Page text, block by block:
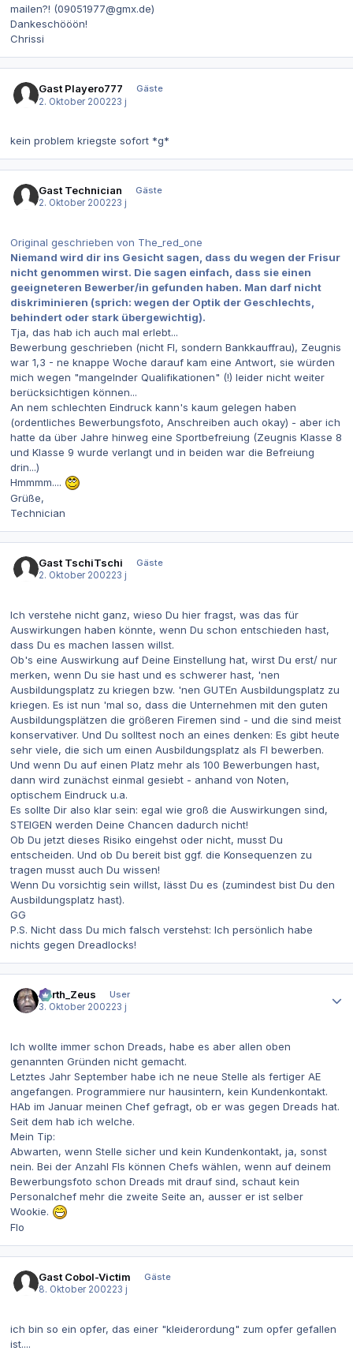
mailen?! (09051977@gmx.de)
Dankeschööön!
Chrissi
Gast Playero777
Gäste
2. Oktober 200223 j
kein problem kriegste sofort *g*
Gast Technician
Gäste
2. Oktober 200223 j
Original geschrieben von The_red_one
Niemand wird dir ins Gesicht sagen, dass du wegen der Frisur
nicht genommen wirst. Die sagen einfach, dass sie einen
geeigneteren Bewerber/in gefunden haben. Man darf nicht
diskriminieren (sprich: wegen der Optik der Geschlechts,
behindert oder stark übergewichtig).
Tja, das hab ich auch mal erlebt...
Bewerbung geschrieben (nicht FI, sondern Bankkauffrau), Zeugnis
war 1,3 - ne knappe Woche darauf kam eine Antwort, sie würden
mich wegen "mangelnder Qualifikationen" (!) leider nicht weiter
berücksichtigen können...
An nem schlechten Eindruck kann's kaum gelegen haben
(ordentliches Bewerbungsfoto, Anschreiben auch okay) - aber ich
hatte da über Jahre hinweg eine Sportbefreiung (Zeugnis Klasse 8
und Klasse 9 wurde verlangt und in beiden war die Befreiung
drin...)
Hmmmm....
Grüße,
Technician
Gast TschiTschi
Gäste
2. Oktober 200223 j
Ich verstehe nicht ganz, wieso Du hier fragst, was das für
Auswirkungen haben könnte, wenn Du schon entschieden hast,
dass Du es machen lassen willst.
Ob's eine Auswirkung auf Deine Einstellung hat, wirst Du erst/ nur
merken, wenn Du sie hast und es schwerer hast, 'nen
Ausbildungsplatz zu kriegen bzw. 'nen GUTEn Ausbildungsplatz zu
kriegen. Es ist nun 'mal so, dass die Unternehmen mit den guten
Ausbildungsplätzen die größeren Firemen sind - und die sind meist
konservativer. Und Du solltest noch an eines denken: Es gibt heute
sehr viele, die sich um einen Ausbildungsplatz als FI bewerben.
Und wenn Du auf einen Platz mehr als 100 Bewerbungen hast,
dann wird zunächst einmal gesiebt - anhand von Noten,
optischem Eindruck u.a.
Es sollte Dir also klar sein: egal wie groß die Auswirkungen sind,
STEIGEN werden Deine Chancen dadurch nicht!
Ob Du jetzt dieses Risiko eingehst oder nicht, musst Du
entscheiden. Und ob Du bereit bist ggf. die Konsequenzen zu
tragen musst auch Du wissen!
Wenn Du vorsichtig sein willst, lässt Du es (zumindest bist Du den
Ausbildungsplatz hast).
GG
P.S. Nicht dass Du mich falsch verstehst: Ich persönlich habe
nichts gegen Dreadlocks!
Darth_Zeus
User
3. Oktober 200223 j
Ich wollte immer schon Dreads, habe es aber allen oben
genannten Gründen nicht gemacht.
Letztes Jahr September habe ich ne neue Stelle als fertiger AE
angefangen. Programmiere nur hausintern, kein Kundenkontakt.
HAb im Januar meinen Chef gefragt, ob er was gegen Dreads hat.
Seit dem hab ich welche.
Mein Tip:
Abwarten, wenn Stelle sicher und kein Kundenkontakt, ja, sonst
nein. Bei der Anzahl FIs können Chefs wählen, wenn auf deinem
Bewerbungsfoto schon Dreads mit drauf sind, schaut kein
Personalchef mehr die zweite Seite an, ausser er ist selber
Wookie.
Flo
Gast Cobol-Victim
Gäste
8. Oktober 200223 j
ich bin so ein opfer, das einer "kleiderordung" zum opfer gefallen
ist....